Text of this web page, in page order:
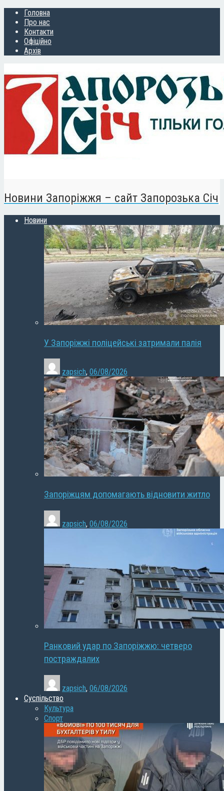
Головна
Про нас
Контакти
Офіційно
Архів
Новини Запоріжжя – сайт Запорозька Січ
Новини
У Запоріжжі поліцейські затримали палія
zapsich, 06/08/2026
Запоріжцям допомагають відновити житло
zapsich, 06/08/2026
Ранковий удар по Запоріжжю: четверо
постраждалих
zapsich, 06/08/2026
Суспільство
Культура
Спорт